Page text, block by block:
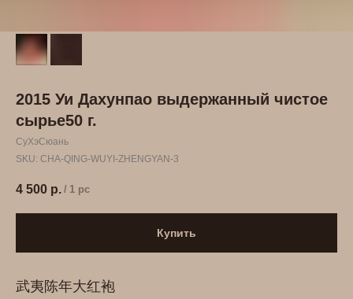
2015 Уи Дахунпао выдержанный чистое
сырье50 г.
СуХэСюань
SKU: CHA-QING-WUYI-ZHENGYAN-3
4 500 р. / 1 pc
Купить
武夷陈年大红袍